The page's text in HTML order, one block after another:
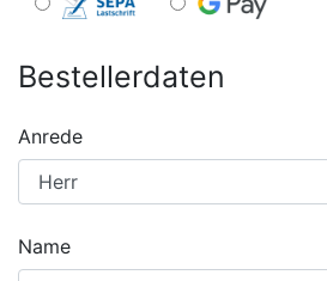
Bestellerdaten
Anrede
Name